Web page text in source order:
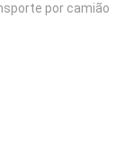
por camião